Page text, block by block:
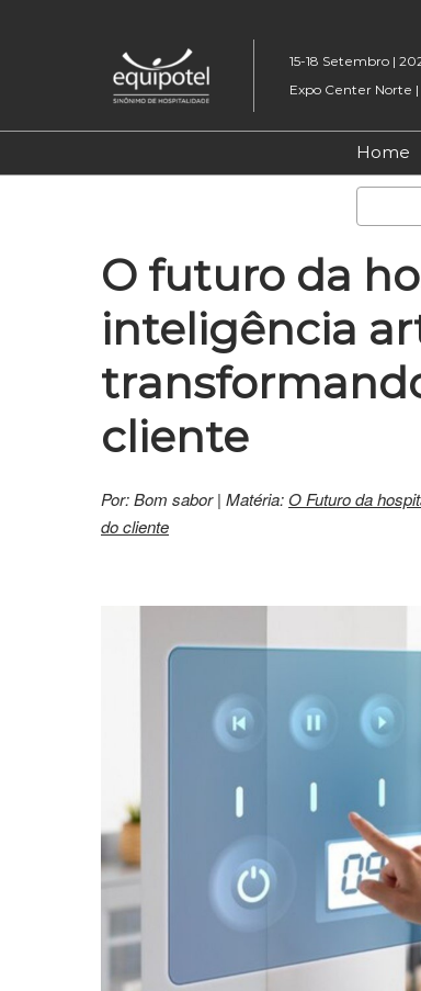
conteúdo
15-18 Setembro |
Expo Center Norte |
Home
O futuro da
inteligência
cliente
Por: Bom sabor | Matéria: O Futuro da
do cliente